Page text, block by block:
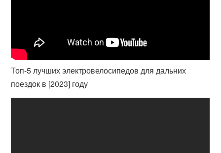
Топ-5 лучших электровелосипедов для дальних
поездок в [2023] году